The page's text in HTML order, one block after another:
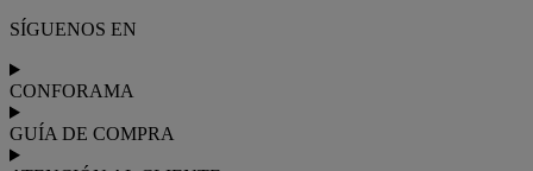
SÍGUENOS EN
CONFORAMA
GUÍA DE COMPRA